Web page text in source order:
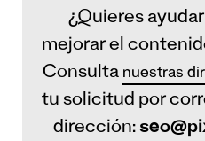
¿Quieres
mejorar el
Consulta nuestras
tu solicitud por
dirección: